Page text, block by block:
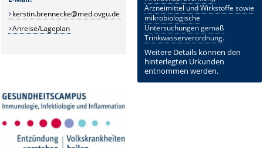
kerstin.brennecke@med.ovgu.de
Anreise/Lageplan
Arzneimittel und Wirkstoffe sowie
mikrobiologische
Untersuchungen gemäß
Trinkwasserverordnung.
Weitere Details können den
hinterlegten Urkunden
entnommen werden.